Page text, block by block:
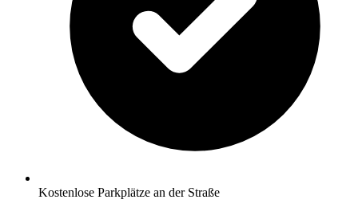
Kostenlose Parkplätze an der Straße